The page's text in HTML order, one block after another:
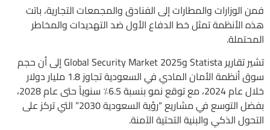
فمن الوزارات والمطارات إلى الفنادق والمجمعات التجارية، باتت
هذه الأنظمة تمثل خط الدفاع الأول ضد التهديدات والمخاطر
المحتملة.
تشير تقارير Statista وGlobal Security Market 2025 إلى أن حجم
سوق أنظمة الأمان المادي في السعودية تجاوز 1.8 مليار دولار
خلال عام 2024، مع توقع نمو بنسبة 6.5٪ سنوياً حتى عام 2028،
بفضل التوسع في مشاريع “رؤية السعودية 2030” التي تركز على
التحول الذكي والبنية التحتية الآمنة.